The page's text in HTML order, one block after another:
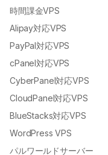
時間課金VPS
Alipay対応VPS
PayPal対応VPS
cPanel対応VPS
CyberPanel対応VPS
CloudPanel対応VPS
BlueStacks対応VPS
WordPress VPS
パルワールドサーバー